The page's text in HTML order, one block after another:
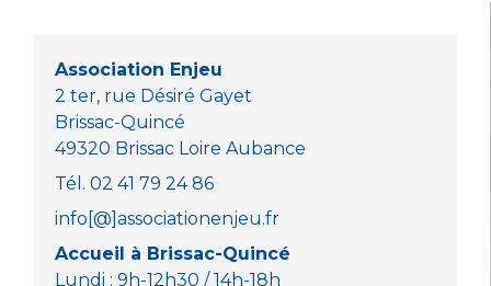
o
k
p er
Association Enjeu
2 ter, rue Désiré Gayet
Brissac-Quincé
49320 Brissac Loire Aubance
Tél. 02 41 79 24 86
info[@]associationenjeu.fr
Accueil à Brissac-Quincé
Lundi : 9h-12h30 / 14h-18h